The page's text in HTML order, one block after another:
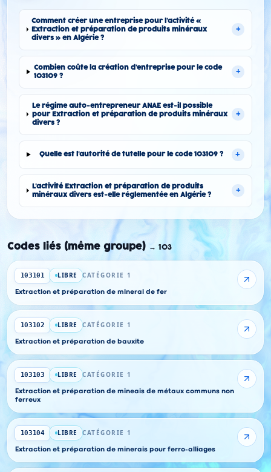
Comment créer une entreprise pour l'activité «
Extraction et préparation de produits minéraux
divers » en Algérie ?
+
Combien coûte la création d'entreprise pour le code
103109 ?
+
Le régime auto-entrepreneur ANAE est-il possible
pour Extraction et préparation de produits minéraux
divers ?
+
Quelle est l'autorité de tutelle pour le code 103109 ? +
L'activité Extraction et préparation de produits
minéraux divers est-elle réglementée en Algérie ?
+
Codes liés (même groupe) → 103
103101 LIBRE CATÉGORIE 1
Extraction et préparation de minerai de fer
103102 LIBRE CATÉGORIE 1
Extraction et préparation de bauxite
103103 LIBRE CATÉGORIE 1
Extraction et préparation de mineais de métaux communs non
ferreux
103104 LIBRE CATÉGORIE 1
Extraction et préparation de minerais pour ferro-alliages